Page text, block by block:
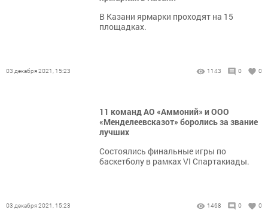
В Казани ярмарки проходят на 15
площадках.
03 декабря 2021, 15:23 1143 0 0
11 команд АО «Аммоний» и ООО
«Менделеевсказот» боролись за звание
лучших
Состоялись финальные игры по
баскетболу в рамках VI Спартакиады.
03 декабря 2021, 15:23 1468 0 0